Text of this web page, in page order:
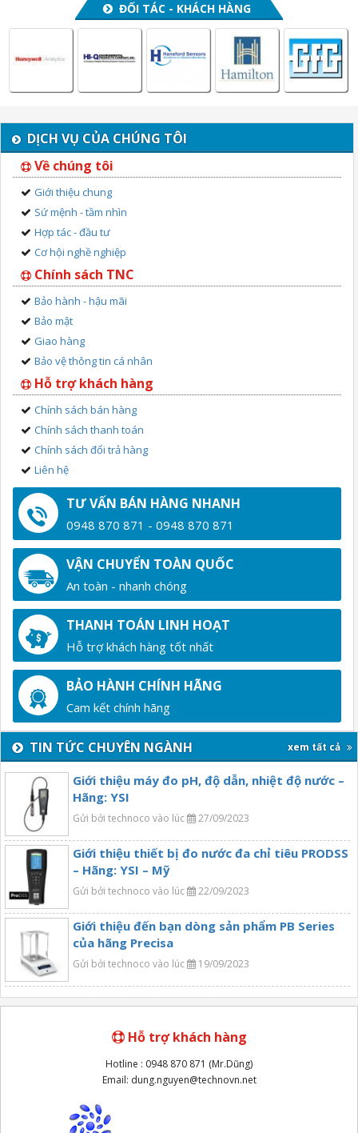
ĐỐI TÁC - KHÁCH HÀNG
DỊCH VỤ CỦA CHÚNG TÔI
Về chúng tôi
Giới thiệu chung
Sứ mệnh - tầm nhìn
Hợp tác - đầu tư
Cơ hội nghề nghiệp
Chính sách TNC
Bảo hành - hậu mãi
Bảo mật
Giao hàng
Bảo vệ thông tin cá nhân
Hỗ trợ khách hàng
Chính sách bán hàng
Chính sách thanh toán
Chính sách đổi trả hàng
Liên hệ
TƯ VẤN BÁN HÀNG NHANH
0948 870 871 - 0948 870 871
VẬN CHUYỂN TOÀN QUỐC
An toàn - nhanh chóng
THANH TOÁN LINH HOẠT
Hỗ trợ khách hàng tốt nhất
BẢO HÀNH CHÍNH HÃNG
Cam kết chính hãng
TIN TỨC CHUYÊN NGÀNH xem tất cả
Giới thiệu máy đo pH, độ dẫn, nhiệt độ nước –
Hãng: YSI
Gửi bởi technoco vào lúc 27/09/2023
Giới thiệu thiết bị đo nước đa chỉ tiêu PRODSS
– Hãng: YSI – Mỹ
Gửi bởi technoco vào lúc 22/09/2023
Giới thiệu đến bạn dòng sản phẩm PB Series
của hãng Precisa
Gửi bởi technoco vào lúc 19/09/2023
Hỗ trợ khách hàng
Hotline : 0948 870 871 (Mr.Dũng)
Email: dung.nguyen@technovn.net